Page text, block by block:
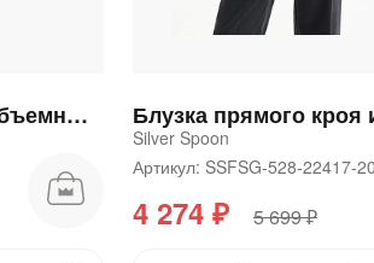
Блузка для девочки с объемными рукавами белая
Silver Spoon
Артикул: SSFSG-528-22417-
4 274 ₽ 5 699 ₽